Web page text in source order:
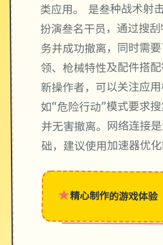
类应用。 是叁种战术射
扮演叁名干员，通过搜
务并成功撤离，同时需
领、枪械特性及配件搭
新操作者，可以关注应
如“危险行动”模式要求
并无害撤离。网络连接
础，建议使用加速器优化
★精心制作的游戏体验